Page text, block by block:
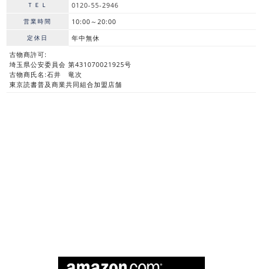
ＴＥＬ 0120-55-2946
営業時間 10:00～20:00
定休日
年中無休
古物商許可:
埼玉県公安委員会 第431070021925号
古物商氏名:石井 竜次
東京読書普及商業共同組合加盟店舗